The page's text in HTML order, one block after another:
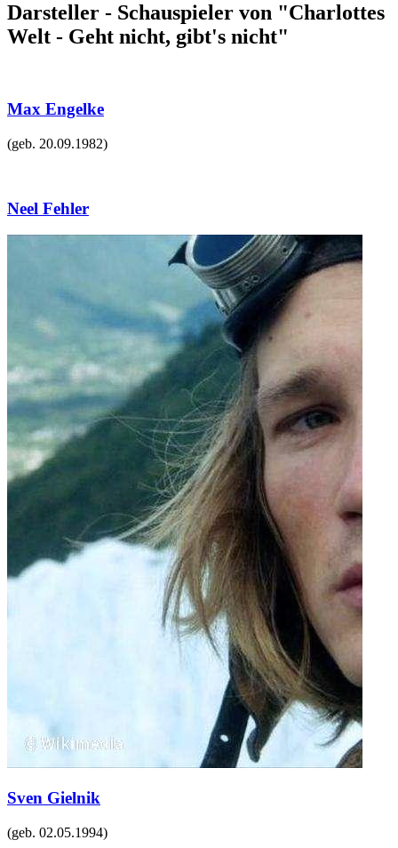
Darsteller - Schauspieler von "Charlottes
Welt - Geht nicht, gibt's nicht"
Max Engelke
(geb. 20.09.1982)
Neel Fehler
Sven Gielnik
(geb. 02.05.1994)